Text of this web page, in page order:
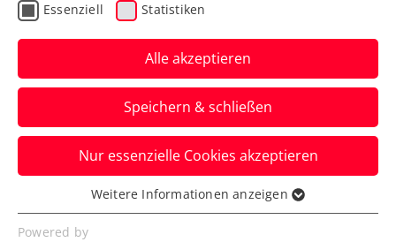
Behrmann und Sumann
räumen bei ITF-
Jugendturnieren ab
Auch Timothy Bezar verbucht ein
Erfolgserlebnis auf internationaler U18-
Verfasst von: Manuel Wachta, 04.07.2023
Essenziell Statistiken
Alle akzeptieren
Speichern & schließen
Nur essenzielle Cookies akzeptieren
Essenziell
Essenzielle Cookies werden für grundlegende
Weitere Informationen anzeigen
Powered by